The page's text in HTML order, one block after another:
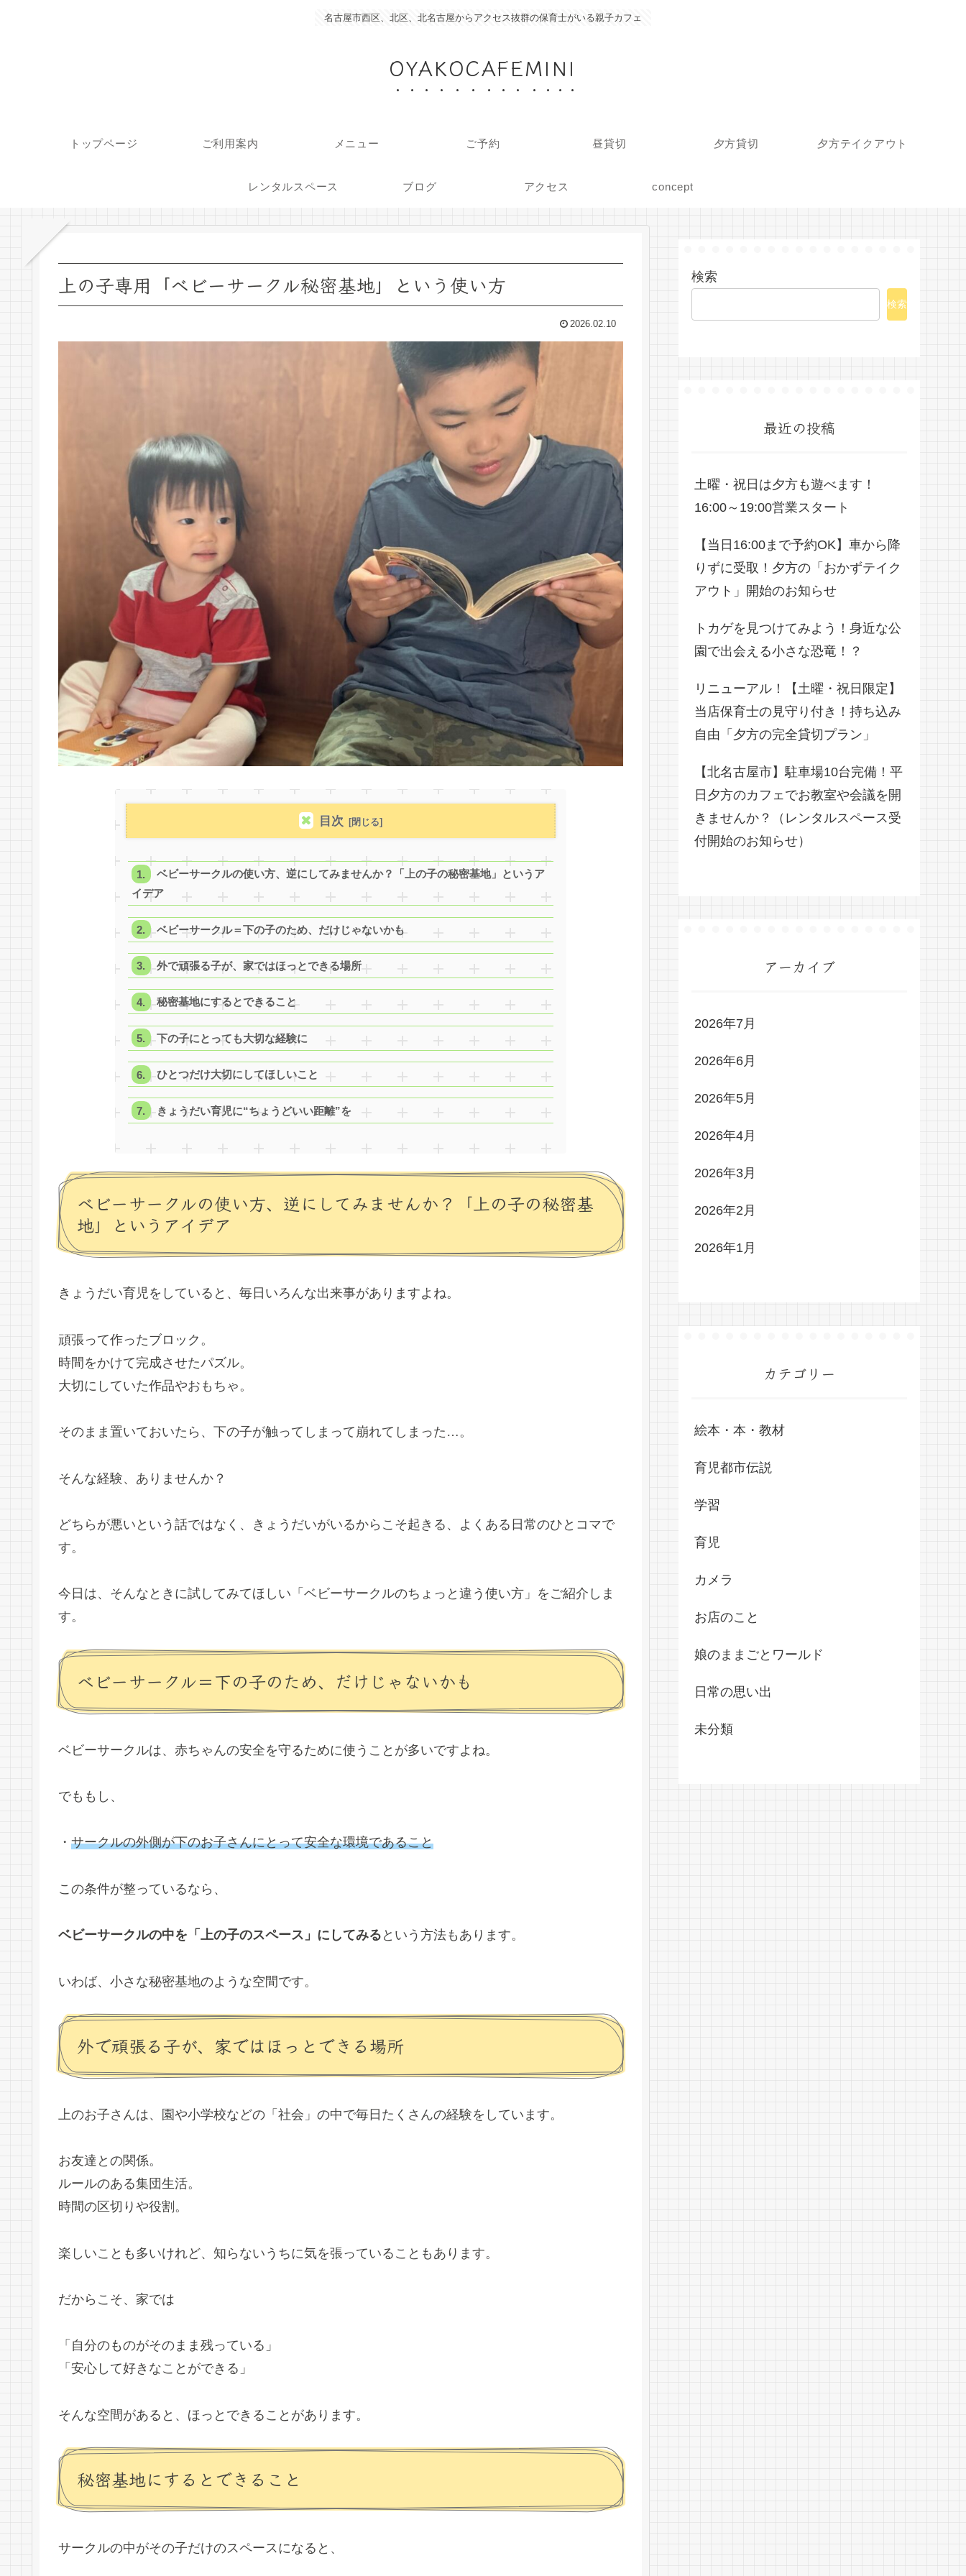
名古屋市西区、北区、北名古屋からアクセス抜群の保育士がいる親子カフェ
OYAKOCAFEMINI
トップページ ご利用案内 メニュー ご予約 昼貸切 夕方貸切 夕方テイクアウト
レンタルスペース ブログ アクセス concept
上の子専用「ベビーサークル秘密基地」という使い方
2026.02.10
目次
ベビーサークルの使い方、逆にしてみませんか？「上の子の秘密基地」というア
イデア
ベビーサークル＝下の子のため、だけじゃないかも
外で頑張る子が、家ではほっとできる場所
秘密基地にするとできること
下の子にとっても大切な経験に
ひとつだけ大切にしてほしいこと
きょうだい育児に“ちょうどいい距離”を
ベビーサークルの使い方、逆にしてみませんか？「上の子の秘密基
地」というアイデア
きょうだい育児をしていると、毎日いろんな出来事がありますよね。
頑張って作ったブロック。
時間をかけて完成させたパズル。
大切にしていた作品やおもちゃ。
そのまま置いておいたら、下の子が触ってしまって崩れてしまった…。
そんな経験、ありませんか？
どちらが悪いという話ではなく、きょうだいがいるからこそ起きる、よくある日常のひとコマで
す。
今日は、そんなときに試してみてほしい「ベビーサークルのちょっと違う使い方」をご紹介しま
す。
ベビーサークル＝下の子のため、だけじゃないかも
ベビーサークルは、赤ちゃんの安全を守るために使うことが多いですよね。
でももし、
・ サークルの外側が下のお子さんにとって安全な環境であること
この条件が整っているなら、
ベビーサークルの中を「上の子のスペース」にしてみる という方法もあります。
いわば、小さな秘密基地のような空間です。
外で頑張る子が、家ではほっとできる場所
上のお子さんは、園や小学校などの「社会」の中で毎日たくさんの経験をしています。
お友達との関係。
ルールのある集団生活。
時間の区切りや役割。
楽しいことも多いけれど、知らないうちに気を張っていることもあります。
だからこそ、家では
「自分のものがそのまま残っている」
「安心して好きなことができる」
そんな空間があると、ほっとできることがあります。
秘密基地にするとできること
サークルの中がその子だけのスペースになると、
検索
検索
最近の投稿
土曜・祝日は夕方も遊べます！
16:00～19:00営業スタート
【当日16:00まで予約OK】車から降
りずに受取！夕方の「おかずテイク
アウト」開始のお知らせ
トカゲを見つけてみよう！身近な公
園で出会える小さな恐竜！？
リニューアル！【土曜・祝日限定】
当店保育士の見守り付き！持ち込み
自由「夕方の完全貸切プラン」
【北名古屋市】駐車場10台完備！平
日夕方のカフェでお教室や会議を開
きませんか？（レンタルスペース受
付開始のお知らせ）
アーカイブ
2026年7月
2026年6月
2026年5月
2026年4月
2026年3月
2026年2月
2026年1月
カテゴリー
絵本・本・教材
育児都市伝説
学習
育児
カメラ
お店のこと
娘のままごとワールド
日常の思い出
未分類